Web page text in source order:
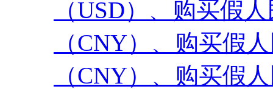
（USD）、购买假
（CNY）、购买假
（CNY）、购买假